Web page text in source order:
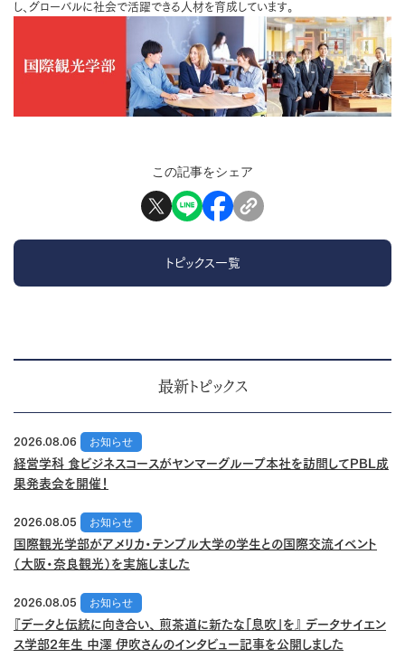
し、グローバルに社会で活躍できる人材を育成しています。
この記事をシェア
トピックス一覧
最新トピックス
2026.08.06
お知らせ
経営学科 食ビジネスコースがヤンマーグループ本社を訪問してPBL成
果発表会を開催！
2026.08.05
お知らせ
国際観光学部がアメリカ・テンプル大学の学生との国際交流イベント
（大阪・奈良観光）を実施しました
2026.08.05
お知らせ
『データと伝統に向き合い、 煎茶道に新たな「息吹」を』 データサイエン
ス学部2年生 中澤 伊吹さんのインタビュー記事を公開しました